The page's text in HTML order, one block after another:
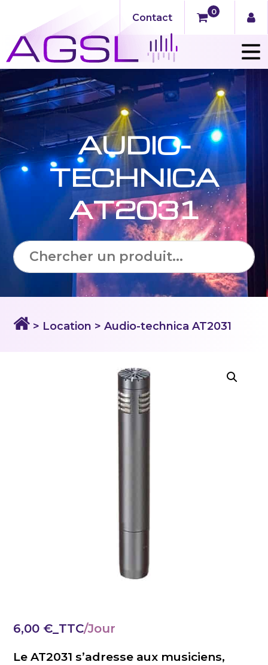
Contact
0
AUDIO-
TECHNICA
AT2031
> Location > Audio-technica AT2031
6,00 €_TTC
Le AT2031 s’adresse aux musiciens,